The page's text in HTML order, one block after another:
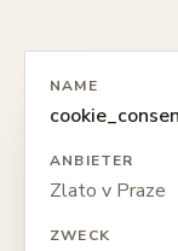
NAME
ANBIETER
Zlato v Praze
ZWECK